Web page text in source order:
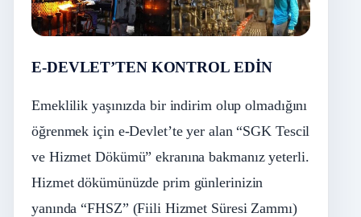
E-DEVLET’TEN KONTROL EDİN
Emeklilik yaşınızda bir indirim olup olmadığını
öğrenmek için e-Devlet’te yer alan “SGK Tescil
ve Hizmet Dökümü” ekranına bakmanız yeterli.
Hizmet dökümünüzde prim günlerinizin
yanında “FHSZ” (Fiili Hizmet Süresi Zammı)